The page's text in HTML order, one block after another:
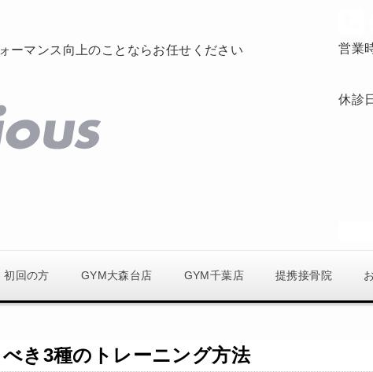
ーマンス向上のことならお任せください 営業
休診日
初回の方 GYM大森台店 GYM千葉店 提携接骨院
き3種のトレーニング方法